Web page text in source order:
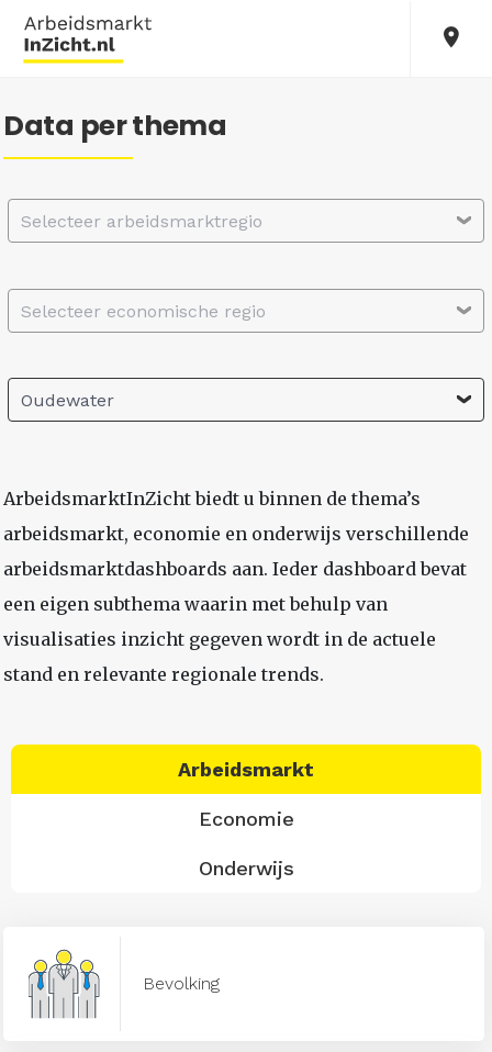
Data per thema
Selecteer arbeidsmarktregio
Selecteer economische regio
Oudewater
ArbeidsmarktInZicht biedt u binnen de thema’s
arbeidsmarkt, economie en onderwijs verschillende
arbeidsmarktdashboards aan. Ieder dashboard bevat
een eigen subthema waarin met behulp van
visualisaties inzicht gegeven wordt in de actuele
stand en relevante regionale trends.
Arbeidsmarkt
Economie
Onderwijs
Bevolking